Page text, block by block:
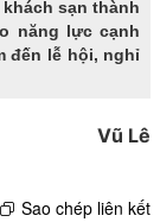
sạn thành
năng lực cạnh
đến lễ hội, nghỉ
Vũ Lê
Sao chép liên kết